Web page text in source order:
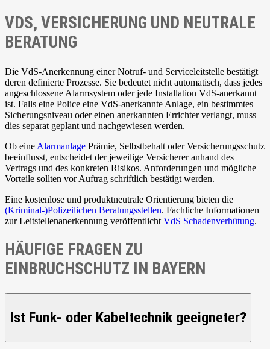
VDS, VERSICHERUNG UND NEUTRALE
BERATUNG
Die VdS-Anerkennung einer Notruf- und Serviceleitstelle bestätigt
deren definierte Prozesse. Sie bedeutet nicht automatisch, dass jedes
angeschlossene Alarmsystem oder jede Installation VdS-anerkannt
ist. Falls eine Police eine VdS-anerkannte Anlage, ein bestimmtes
Sicherungsniveau oder einen anerkannten Errichter verlangt, muss
dies separat geplant und nachgewiesen werden.
Ob eine Alarmanlage Prämie, Selbstbehalt oder Versicherungsschutz
beeinflusst, entscheidet der jeweilige Versicherer anhand des
Vertrags und des konkreten Risikos. Anforderungen und mögliche
Vorteile sollten vor Auftrag schriftlich bestätigt werden.
Eine kostenlose und produktneutrale Orientierung bieten die
(Kriminal-)Polizeilichen Beratungsstellen. Fachliche Informationen
zur Leitstellenanerkennung veröffentlicht VdS Schadenverhütung.
HÄUFIGE FRAGEN ZU
EINBRUCHSCHUTZ IN BAYERN
Ist Funk- oder Kabeltechnik geeigneter?